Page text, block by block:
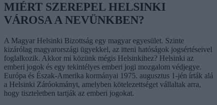
MIÉRT SZEREPEL HELSINKI
VÁROSA A NEVÜNKBEN?
A Magyar Helsinki Bizottság egy magyar egyesület. Szinte
kizárólag magyarországi ügyekkel, az itteni hatóságok jogsértéseivel
foglalkozik. Akkor mi közünk mégis Helsinkihez? Helsinki az
emberi jogok és egy tekintélyes emberi jogi mozgalom védjegye.
Európa és Észak-Amerika kormányai 1975. augusztus 1-jén írták alá
a Helsinki Záróokmányt, amelyben kötelezettséget vállaltak arra,
hogy tiszteletben tartják az emberi jogokat.